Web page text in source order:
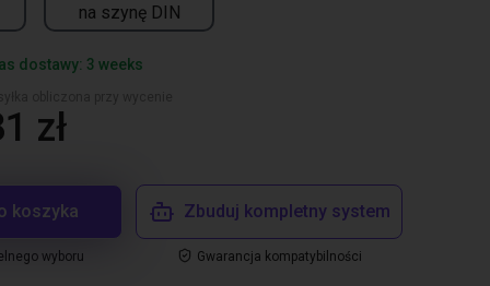
na szynę DIN
dostawy: 3 weeks
zł
koszyka
wyboru
Zbuduj kompletny system
Gwarancja kompatybilności